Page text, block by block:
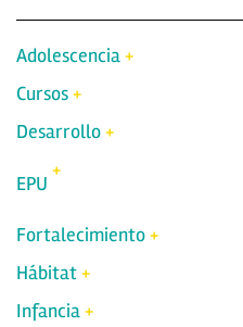
Adolescencia
Cursos
Desarrollo
EPU
Fortalecimiento
Hábitat
Infancia